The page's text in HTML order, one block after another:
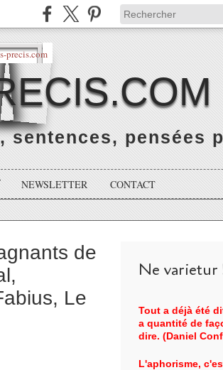
pensées
NEWSLETTER CONTACT
de
Le
Ne varietur
Tout a déjà été
a quantité de
dire. (Daniel
L'aphorisme,